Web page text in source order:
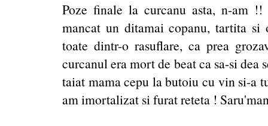
Poze finale la curcanu asta, n-am
mancat un ditamai copanu, tartita
toate dintr-o rasuflare, ca prea
curcanul era mort de beat ca sa-si dea
taiat mama cepu la butoiu cu vin si-a
am imortalizat si furat reteta !